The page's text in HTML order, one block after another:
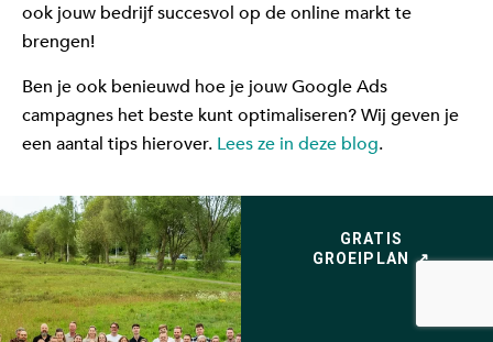
ook jouw bedrijf succesvol op de online markt te
brengen!
Ben je ook benieuwd hoe je jouw Google Ads
campagnes het beste kunt optimaliseren? Wij geven je
een aantal tips hierover. Lees ze in deze blog.
GRATIS
GROEIPLAN